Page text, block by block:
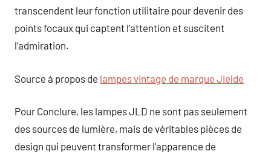
transcendent leur fonction utilitaire pour devenir des
points focaux qui captent l’attention et suscitent
l’admiration.
Source à propos de lampes vintage de marque Jielde
Pour Conclure, les lampes JLD ne sont pas seulement
des sources de lumière, mais de véritables pièces de
design qui peuvent transformer l’apparence de